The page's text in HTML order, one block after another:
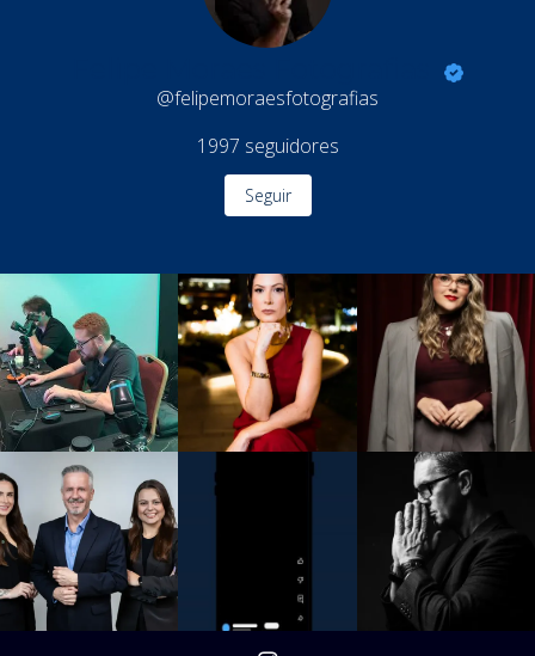
@felipemoraesfotografias
1997 seguidores
Seguir